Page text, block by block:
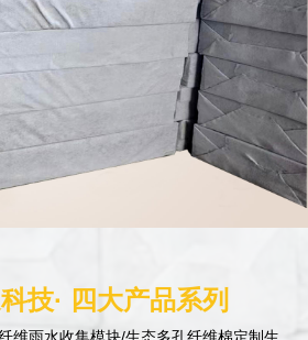
技· 四大产品系列